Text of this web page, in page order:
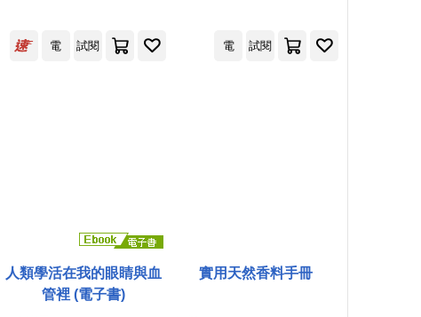
電 試閱 電 試閱
人類學活在我的眼睛與血
管裡 (電子書)
實用天然香料手冊